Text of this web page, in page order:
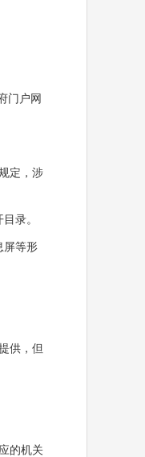
门户网
定，涉
录。
屏等形
供，但
的机关